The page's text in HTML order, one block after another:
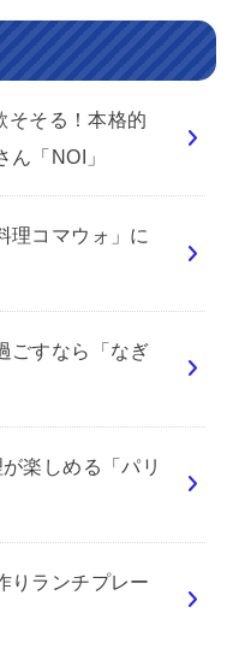
そそる！本格的
「NOI」
理コマウォ」に
ごすなら「なぎ
楽しめる「パリ
りランチプレー